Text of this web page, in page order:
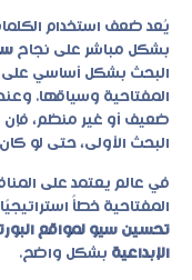
يُعد ضعف استخدام
بشكل مباشر على نجاح
البحث بشكل أساسي
المفتاحية وسياقها.
ضعيف أو غير منظم، فإن
البحث الأولى، حتى لو
في عالم يعتمد على
المفتاحية خطأً
تحسين سيو لمواقع
الإبداعية بشكل واضح.